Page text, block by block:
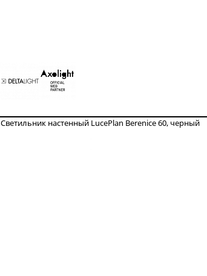
Светильник настенный LucePlan Berenice 60, черный